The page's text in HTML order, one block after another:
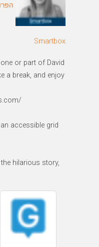
Smartbox
or part of David
a break, and enjoy
accessible grid
hilarious story,